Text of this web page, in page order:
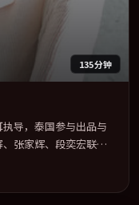
135分钟
导，泰国参与出品与
张家辉、段奕宏联袂
统一。定于 2026-11-
度话题片中口碑稳健，